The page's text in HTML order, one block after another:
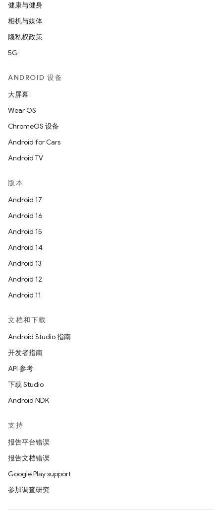
健康与健身
相机与媒体
隐私权政策
5G
ANDROID 设备
大屏幕
Wear OS
ChromeOS 设备
Android for Cars
Android TV
版本
Android 17
Android 16
Android 15
Android 14
Android 13
Android 12
Android 11
文档和下载
Android Studio 指南
开发者指南
API 参考
下载 Studio
Android NDK
支持
报告平台错误
报告文档错误
Google Play support
参加调查研究